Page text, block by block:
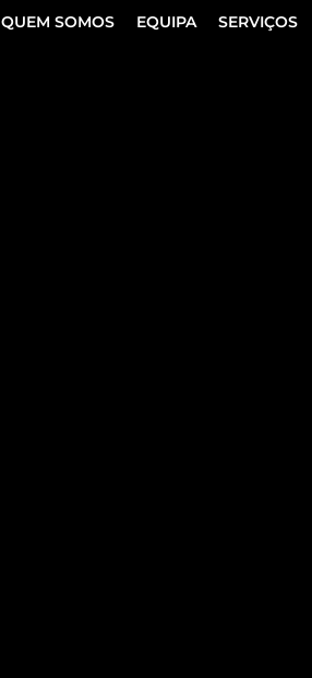
QUEM SOMOS EQUIPA SERVIÇOS